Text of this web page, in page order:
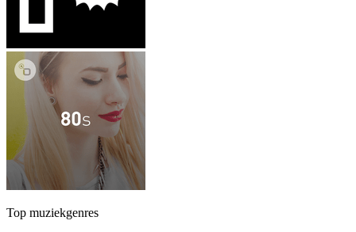
Top muziekgenres